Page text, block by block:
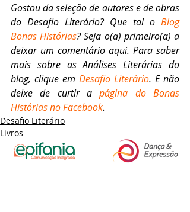
Gostou da seleção de autores e de obras
do Desafio Literário? Que tal o Blog
Bonas Histórias? Seja o(a) primeiro(a) a
deixar um comentário aqui. Para saber
mais sobre as Análises Literárias do
blog, clique em Desafio Literário. E não
deixe de curtir a página do Bonas
Histórias no Facebook.
Desafio Literário
Livros